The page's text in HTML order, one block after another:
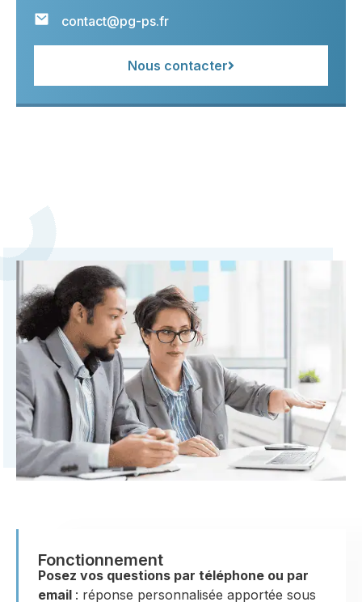
contact@pg-ps.fr
Nous contacter
Fonctionnement
Posez vos questions par téléphone ou par
email : réponse personnalisée apportée sous